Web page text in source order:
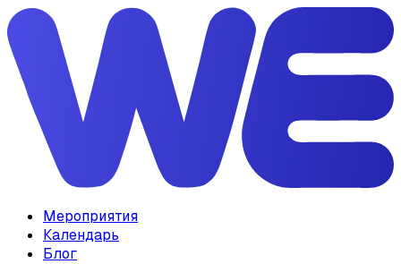
Мероприятия
Календарь
Блог